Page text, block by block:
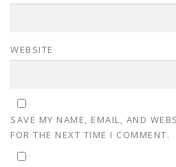
WEBSITE
SAVE MY NAME, EMAIL, AND
FOR THE NEXT TIME I COMMENT.